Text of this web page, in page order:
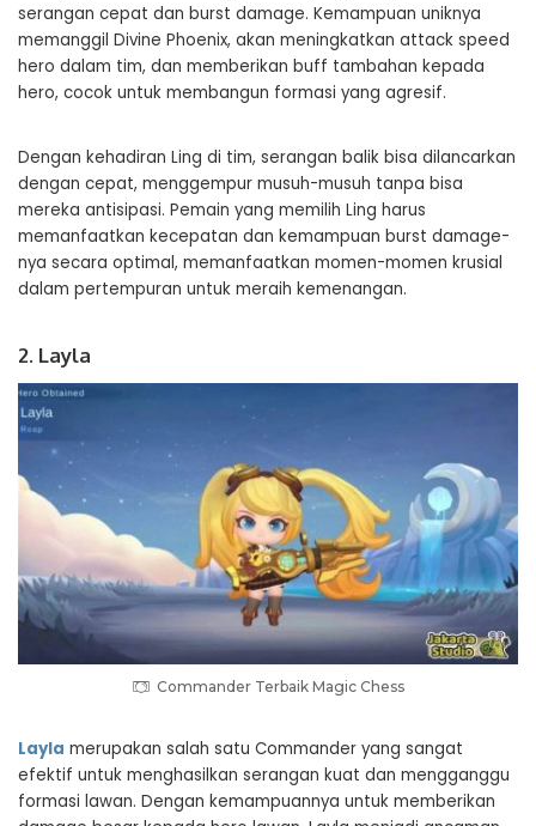
serangan cepat dan burst damage. Kemampuan uniknya
memanggil Divine Phoenix, akan meningkatkan attack speed
hero dalam tim, dan memberikan buff tambahan kepada
hero, cocok untuk membangun formasi yang agresif.
Dengan kehadiran Ling di tim, serangan balik bisa dilancarkan
dengan cepat, menggempur musuh-musuh tanpa bisa
mereka antisipasi. Pemain yang memilih Ling harus
memanfaatkan kecepatan dan kemampuan burst damage-
nya secara optimal, memanfaatkan momen-momen krusial
dalam pertempuran untuk meraih kemenangan.
2. Layla
Commander Terbaik Magic Chess
Layla merupakan salah satu Commander yang sangat
efektif untuk menghasilkan serangan kuat dan mengganggu
formasi lawan. Dengan kemampuannya untuk memberikan